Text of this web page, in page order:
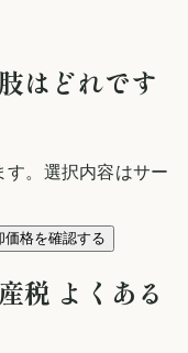
はどれです
す。選択内容はサー
価格を確認する
税 よくある